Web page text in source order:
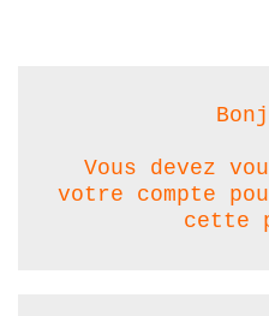
Vous devez
votre compte
cette